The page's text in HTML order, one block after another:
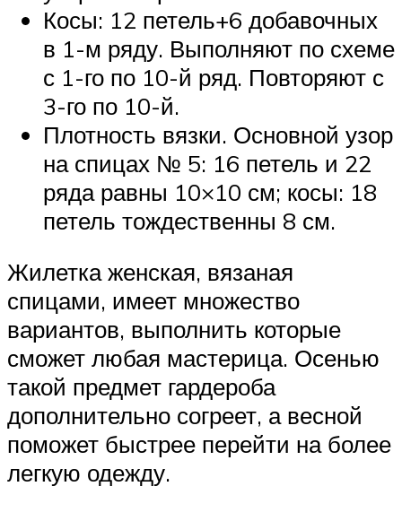
Косы: 12 петель+6 добавочных
в 1-м ряду. Выполняют по схеме
с 1-го по 10-й ряд. Повторяют с
3-го по 10-й.
Плотность вязки. Основной узор
на спицах № 5: 16 петель и 22
ряда равны 10×10 см; косы: 18
петель тождественны 8 см.
Жилетка женская, вязаная
спицами, имеет множество
вариантов, выполнить которые
сможет любая мастерица. Осенью
такой предмет гардероба
дополнительно согреет, а весной
поможет быстрее перейти на более
легкую одежду.